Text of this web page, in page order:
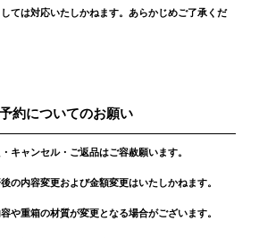
ては対応いたしかねます。あらかじめご了承くだ
約についてのお願い
キャンセル・ご返品はご容赦願います。
の内容変更および金額変更はいたしかねます。
や重箱の材質が変更となる場合がございます。